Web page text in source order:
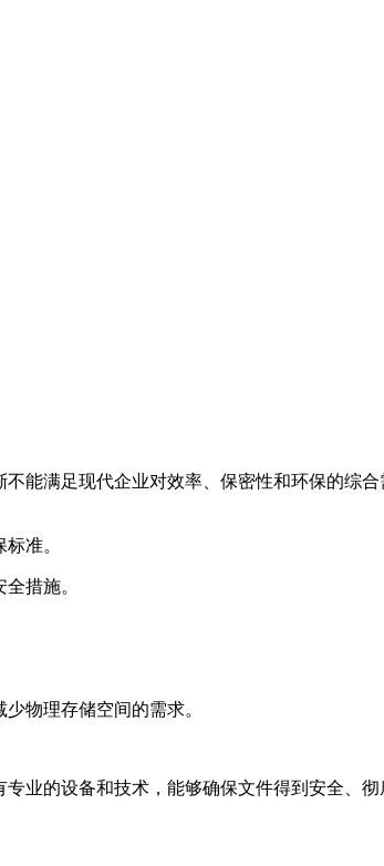
能满足现代企业对效率、保密性和环保的综
准。
措施。
物理存储空间的需求。
业的设备和技术，能够确保文件得到安全、